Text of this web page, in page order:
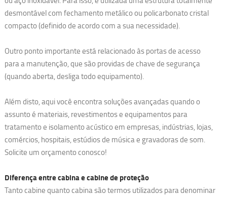
desmontável com fechamento metálico ou policarbonato cristal
compacto (definido de acordo com a sua necessidade).
Outro ponto importante está relacionado às portas de acesso
para a manutenção, que são providas de chave de segurança
(quando aberta, desliga todo equipamento).
Além disto, aqui você encontra soluções avançadas quando o
assunto é materiais, revestimentos e equipamentos para
tratamento e isolamento acústico em empresas, indústrias, lojas,
comércios, hospitais, estúdios de música e gravadoras de som.
Solicite um orçamento conosco!
Diferença entre cabina e cabine de proteção
Tanto cabine quanto cabina são termos utilizados para denominar